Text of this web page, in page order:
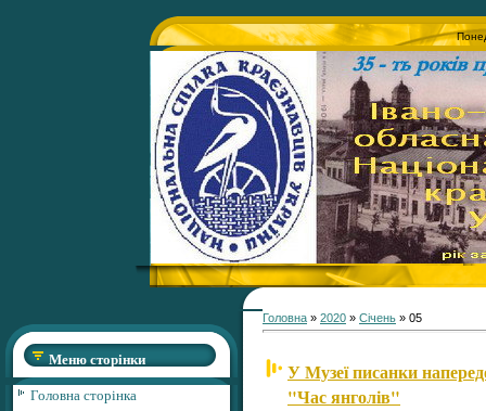
Меню сторінки
Головна сторінка
Головна » 2020 » Січень » 05
У Музеї писанки
"Час янголів"